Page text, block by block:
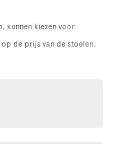
kunnen kiezen voor
de prijs van de stoelen.